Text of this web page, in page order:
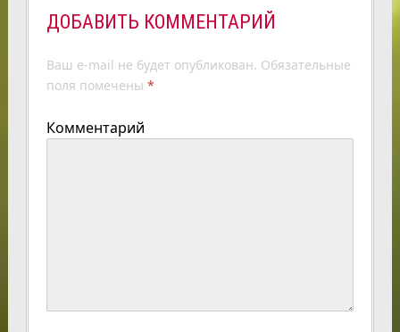
ДОБАВИТЬ КОММЕНТАРИЙ
Ваш e-mail не будет опубликован. Обязательные
поля помечены *
Комментарий